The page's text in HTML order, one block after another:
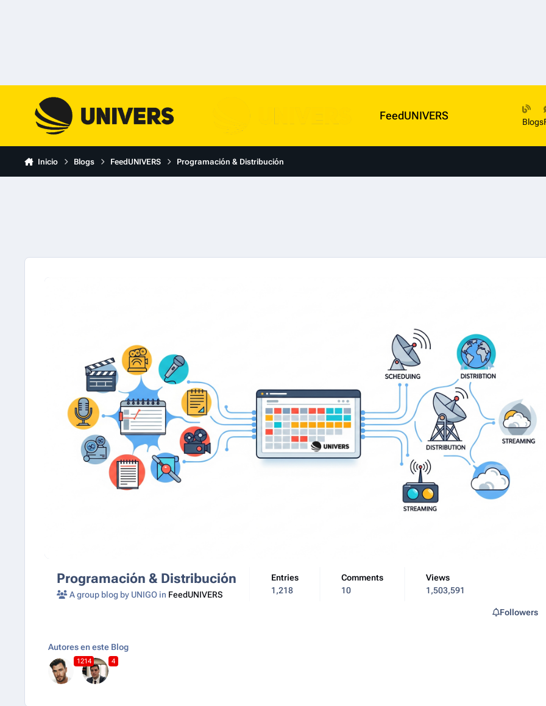
FeedUNIVERS Blogs
Inicio Blogs FeedUNIVERS Programación & Distribución
Programación & Distribución
A group blog by UNIGO in FeedUNIVERS
Entries
1,218
Comments
10
Views
1,503,591
Followers
Autores en este Blog
1214 4